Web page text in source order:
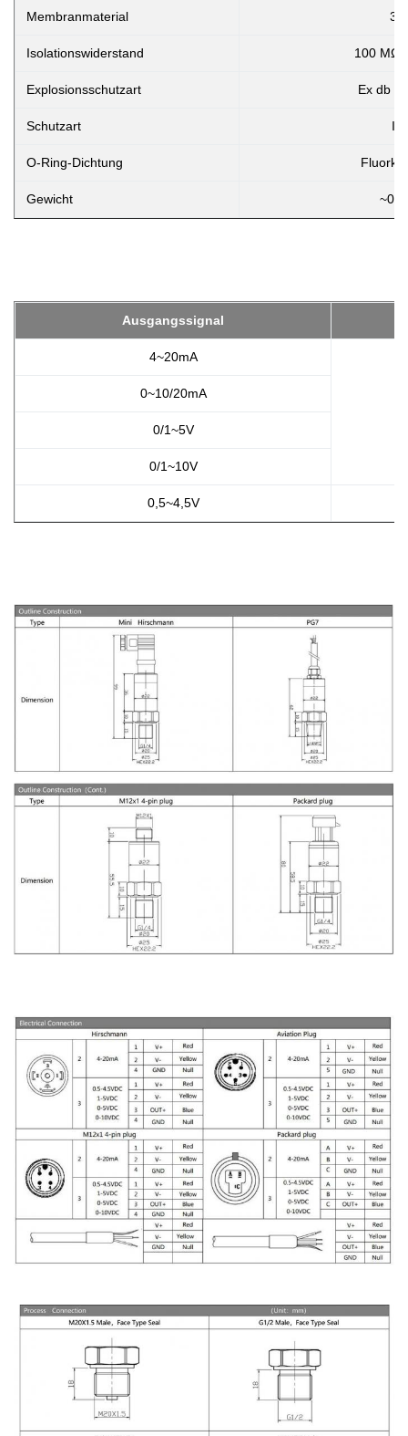
Membranmaterial
Isolationswiderstand 100 MΩ
Explosionsschutzart Ex db
Schutzart
O-Ring-Dichtung
Gewicht
Ausgangssignal
4~20mA
0~10/20mA
0/1~5V
0/1~10V
0,5~4,5V